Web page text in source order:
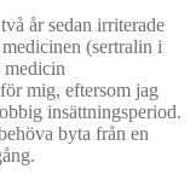
år sedan irriterade
(sertralin i
medicin
mig, eftersom jag
insättningsperiod.
byta från en